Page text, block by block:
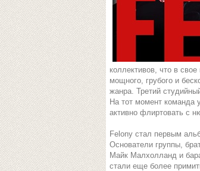
коллективов, что в
мощного, грубого и
жанра. Третий
На тот момент команда
активно флиртовать с
Felony стал первым
Основатели группы,
Майк Малхолланд и
стали еще более